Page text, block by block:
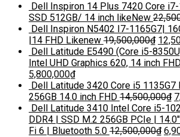
Dell Inspiron 14 Plus 7420 Core
SSD 512GB/ 14 inch likeNew
Dell Inspiron N5402 I7-1165G7|
|14 FHD Likenew 19,500,000₫
Dell Latitude E5490 (Core i5-
Intel UHD Graphics 620, 14 inch
5,800,000₫
Dell Latitude 3420 Core i5 1135G7
256GB 14.0 inch FHD 14,500,000₫
Dell Latitude 3410 Intel Core i5-
DDR4 | SSD M.2 256GB PCIe |
Fi 6 | Bluetooth 5.0 12,500,000₫